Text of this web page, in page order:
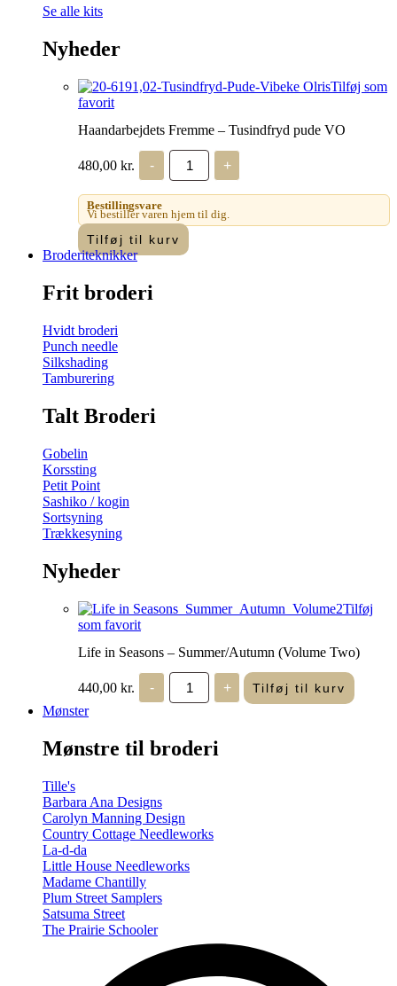
Se alle kits
Nyheder
Tilføj som
favorit
Haandarbejdets Fremme – Tusindfryd pude VO
480,00 kr. -
Haandarbejdets
Fremme
-
Tusindfryd
pude
VO
antal
+
Bestillingsvare
Vi bestiller varen hjem til dig.
Tilføj til kurv
Broderiteknikker
Frit broderi
Hvidt broderi
Punch needle
Silkshading
Tamburering
Talt Broderi
Gobelin
Korssting
Petit Point
Sashiko / kogin
Sortsyning
Trækkesyning
Nyheder
Tilføj
som favorit
Life in Seasons – Summer/Autumn (Volume Two)
440,00 kr. -
Life
Seasons
(Volume
+ Tilføj til kurv
Mønster
Mønstre til broderi
Tille's
Barbara Ana Designs
Carolyn Manning Design
Country Cottage Needleworks
La-d-da
Little House Needleworks
Madame Chantilly
Plum Street Samplers
Satsuma Street
The Prairie Schooler